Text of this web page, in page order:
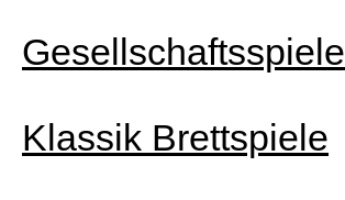
Gesellschaftsspiele
Klassik Brettspiele